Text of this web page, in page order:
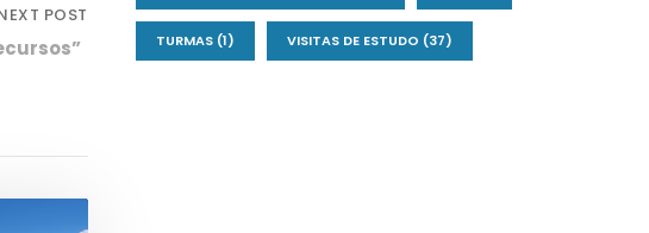
POST
TURMAS(1) VISITAS DE ESTUDO (37)